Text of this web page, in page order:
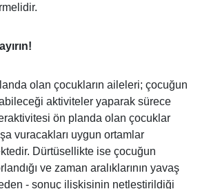
olan çocukların aileleri; çocuğun
aktiviteler yaparak sürece
ön planda olan çocuklar
vuracakları uygun ortamlar
Dürtüsellikte ise çocuğun
ve zaman aralıklarının yavaş
- sonuç ilişkisinin netleştirildiği